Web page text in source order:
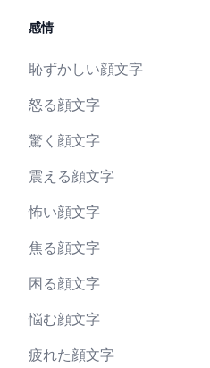
感情
恥ずかしい顔文字
怒る顔文字
驚く顔文字
震える顔文字
怖い顔文字
焦る顔文字
困る顔文字
悩む顔文字
疲れた顔文字